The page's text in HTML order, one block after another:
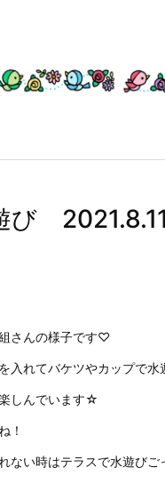
び 2021.8.11
さんの様子です♡
入れてバケツやカップで
しんでいます☆
！
ない時はテラスで水遊び